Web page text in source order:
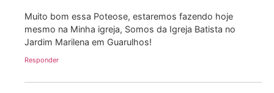
Muito bom essa Poteose, estaremos fazendo hoje
mesmo na Minha igreja, Somos da Igreja Batista no
Jardim Marilena em Guarulhos!
Responder